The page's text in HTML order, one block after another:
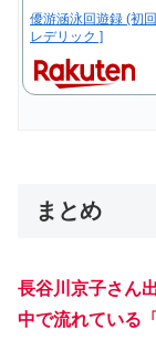
優游涵泳回遊録 (初
レデリック ]
まとめ
長谷川京子さん
中で流れている